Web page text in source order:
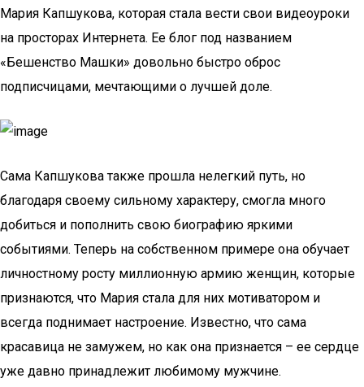
Мария Капшукова, которая стала вести свои видеоуроки
на просторах Интернета. Ее блог под названием
«Бешенство Машки» довольно быстро оброс
подписчицами, мечтающими о лучшей доле.
Сама Капшукова также прошла нелегкий путь, но
благодаря своему сильному характеру, смогла много
добиться и пополнить свою биографию яркими
событиями. Теперь на собственном примере она обучает
личностному росту миллионную армию женщин, которые
признаются, что Мария стала для них мотиватором и
всегда поднимает настроение. Известно, что сама
красавица не замужем, но как она признается – ее сердце
уже давно принадлежит любимому мужчине.